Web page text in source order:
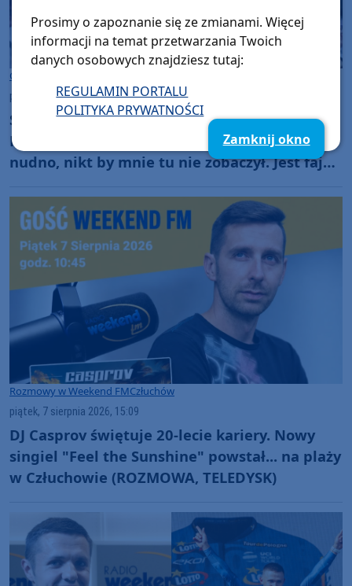
Gmina Chojnice
piątek, 7 sierpnia 2026, 21:15 50
Szanty znów królują w Charzykowach. Ruszył
Festiwal Piosenki Żeglarskiej. "Jak by było
nudno, nikt by mnie tu nie zobaczył. Jest fajna
Rozmowy w Weekend FMCzłuchów
piątek, 7 sierpnia 2026, 15:09
DJ Casprov świętuje 20-lecie kariery. Nowy
singiel "Feel the Sunshine" powstał... na plaży
w Człuchowie (ROZMOWA, TELEDYSK)
Prosimy o zapoznanie się ze zmianami. Więcej
informacji na temat przetwarzania Twoich
danych osobowych znajdziesz tutaj:
REGULAMIN PORTALU
POLITYKA PRYWATNOŚCI
Zamknij okno